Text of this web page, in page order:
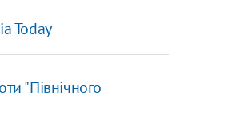
Today
"Північного